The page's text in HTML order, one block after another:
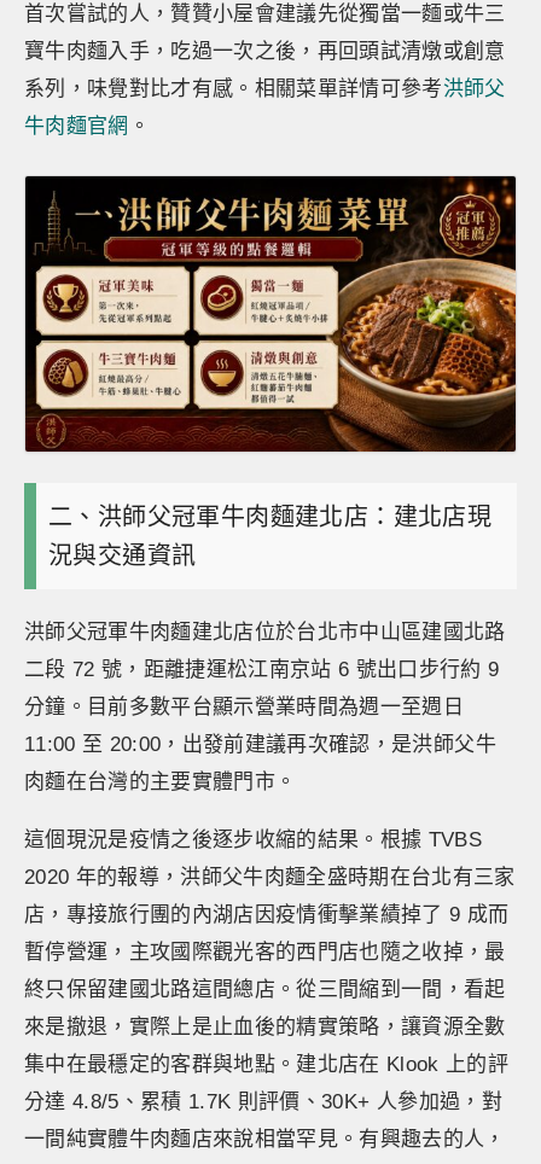
首次嘗試的人，贊贊小屋會建議先從獨當一麵或牛三
寶牛肉麵入手，吃過一次之後，再回頭試清燉或創意
系列，味覺對比才有感。相關菜單詳情可參考洪師父
牛肉麵官網 。
二、洪師父冠軍牛肉麵建北店：建北店現
況與交通資訊
洪師父冠軍牛肉麵建北店位於台北市中山區建國北路
二段 72 號，距離捷運松江南京站 6 號出口步行約 9
分鐘。目前多數平台顯示營業時間為週一至週日
11:00 至 20:00，出發前建議再次確認，是洪師父牛
肉麵在台灣的主要實體門市。
這個現況是疫情之後逐步收縮的結果。根據 TVBS
2020 年的報導，洪師父牛肉麵全盛時期在台北有三家
店，專接旅行團的內湖店因疫情衝擊業績掉了 9 成而
暫停營運，主攻國際觀光客的西門店也隨之收掉，最
終只保留建國北路這間總店。從三間縮到一間，看起
來是撤退，實際上是止血後的精實策略，讓資源全數
集中在最穩定的客群與地點。建北店在 Klook 上的評
分達 4.8/5、累積 1.7K 則評價、30K+ 人參加過，對
一間純實體牛肉麵店來說相當罕見。有興趣去的人，